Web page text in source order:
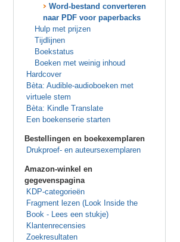
Word-bestand converteren
naar PDF voor paperbacks
Hulp met prijzen
Tijdlijnen
Boekstatus
Boeken met weinig inhoud
Hardcover
Bèta: Audible-audioboeken met
virtuele stem
Bèta: Kindle Translate
Een boekenserie starten
Bestellingen en boekexemplaren
Drukproef- en auteursexemplaren
Amazon-winkel en
gegevenspagina
KDP-categorieën
Fragment lezen (Look Inside the
Book - Lees een stukje)
Klantenrecensies
Zoekresultaten